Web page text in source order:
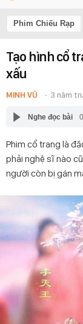
Phim Chiếu Rạp
Tạo hình cổ
xấu
MINH VŨ 3 năm
Nghe đọc bài
Phim cổ trang là
phải nghệ sĩ nào
người còn bị gán